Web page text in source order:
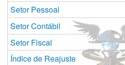
Setor Pessoal
Setor Contábil
Setor Fiscal
Índice de Reajuste